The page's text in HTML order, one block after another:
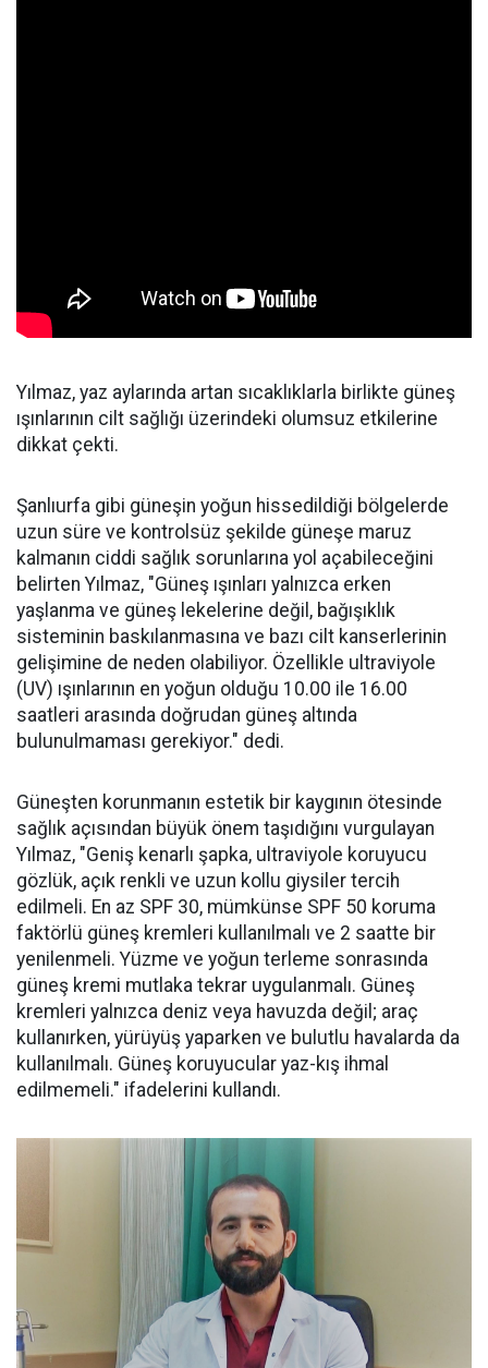
Yılmaz, yaz aylarında artan sıcaklıklarla birlikte güneş
ışınlarının cilt sağlığı üzerindeki olumsuz etkilerine
dikkat çekti.
Şanlıurfa gibi güneşin yoğun hissedildiği bölgelerde
uzun süre ve kontrolsüz şekilde güneşe maruz
kalmanın ciddi sağlık sorunlarına yol açabileceğini
belirten Yılmaz, "Güneş ışınları yalnızca erken
yaşlanma ve güneş lekelerine değil, bağışıklık
sisteminin baskılanmasına ve bazı cilt kanserlerinin
gelişimine de neden olabiliyor. Özellikle ultraviyole
(UV) ışınlarının en yoğun olduğu 10.00 ile 16.00
saatleri arasında doğrudan güneş altında
bulunulmaması gerekiyor." dedi.
Güneşten korunmanın estetik bir kaygının ötesinde
sağlık açısından büyük önem taşıdığını vurgulayan
Yılmaz, "Geniş kenarlı şapka, ultraviyole koruyucu
gözlük, açık renkli ve uzun kollu giysiler tercih
edilmeli. En az SPF 30, mümkünse SPF 50 koruma
faktörlü güneş kremleri kullanılmalı ve 2 saatte bir
yenilenmeli. Yüzme ve yoğun terleme sonrasında
güneş kremi mutlaka tekrar uygulanmalı. Güneş
kremleri yalnızca deniz veya havuzda değil; araç
kullanırken, yürüyüş yaparken ve bulutlu havalarda da
kullanılmalı. Güneş koruyucular yaz-kış ihmal
edilmemeli." ifadelerini kullandı.